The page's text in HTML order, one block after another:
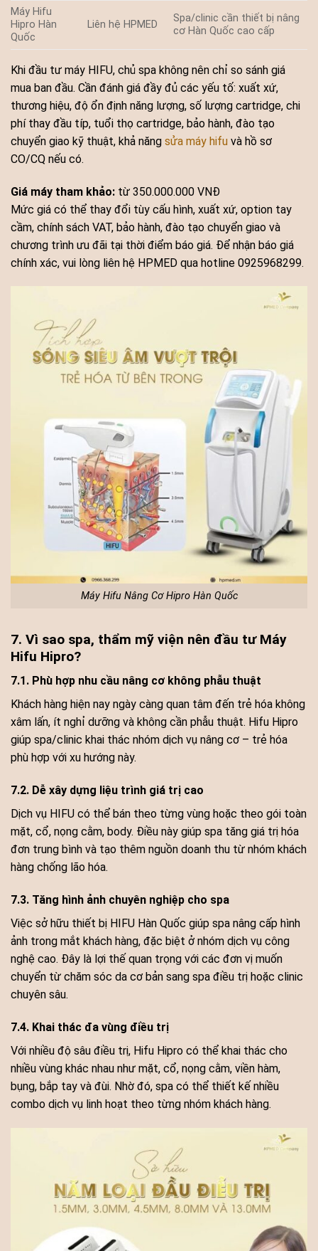
Máy Hifu
Hipro Hàn
Quốc
Liên hệ HPMED
Spa/clinic cần thiết bị nâng
cơ Hàn Quốc cao cấp
Khi đầu tư máy HIFU, chủ spa không nên chỉ so sánh giá
mua ban đầu. Cần đánh giá đầy đủ các yếu tố: xuất xứ,
thương hiệu, độ ổn định năng lượng, số lượng cartridge, chi
phí thay đầu típ, tuổi thọ cartridge, bảo hành, đào tạo
chuyển giao kỹ thuật, khả năng sửa máy hifu và hồ sơ
CO/CQ nếu có.
Giá máy tham khảo: từ 350.000.000 VNĐ
Mức giá có thể thay đổi tùy cấu hình, xuất xứ, option tay
cầm, chính sách VAT, bảo hành, đào tạo chuyển giao và
chương trình ưu đãi tại thời điểm báo giá. Để nhận báo giá
chính xác, vui lòng liên hệ HPMED qua hotline 0925968299.
Máy Hifu Nâng Cơ Hipro Hàn Quốc
7. Vì sao spa, thẩm mỹ viện nên đầu tư Máy
Hifu Hipro?
7.1. Phù hợp nhu cầu nâng cơ không phẫu thuật
Khách hàng hiện nay ngày càng quan tâm đến trẻ hóa không
xâm lấn, ít nghỉ dưỡng và không cần phẫu thuật. Hifu Hipro
giúp spa/clinic khai thác nhóm dịch vụ nâng cơ – trẻ hóa
phù hợp với xu hướng này.
7.2. Dễ xây dựng liệu trình giá trị cao
Dịch vụ HIFU có thể bán theo từng vùng hoặc theo gói toàn
mặt, cổ, nọng cằm, body. Điều này giúp spa tăng giá trị hóa
đơn trung bình và tạo thêm nguồn doanh thu từ nhóm khách
hàng chống lão hóa.
7.3. Tăng hình ảnh chuyên nghiệp cho spa
Việc sở hữu thiết bị HIFU Hàn Quốc giúp spa nâng cấp hình
ảnh trong mắt khách hàng, đặc biệt ở nhóm dịch vụ công
nghệ cao. Đây là lợi thế quan trọng với các đơn vị muốn
chuyển từ chăm sóc da cơ bản sang spa điều trị hoặc clinic
chuyên sâu.
7.4. Khai thác đa vùng điều trị
Với nhiều độ sâu điều trị, Hifu Hipro có thể khai thác cho
nhiều vùng khác nhau như mặt, cổ, nọng cằm, viền hàm,
bụng, bắp tay và đùi. Nhờ đó, spa có thể thiết kế nhiều
combo dịch vụ linh hoạt theo từng nhóm khách hàng.